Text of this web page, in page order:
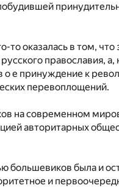
то оказалась в том,
православия,
е принуждение к
перевоплощений.
на современном
авторитарных
большевиков была и
и